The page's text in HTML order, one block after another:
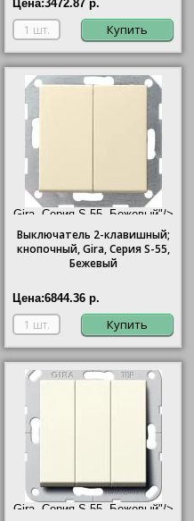
Цена:3472.87 р.
Купить
Gira, Серия S-55, Бежевый"/>
Выключатель 2-клавишный;
кнопочный,Gira, Серия S-55,
Бежевый
Цена:6844.36 р.
Купить
Gira, Серия S-55, Бежевый"/>